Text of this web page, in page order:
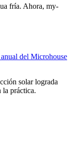
fría. Ahora, my-
del Microhouse
solar lograda
la práctica.